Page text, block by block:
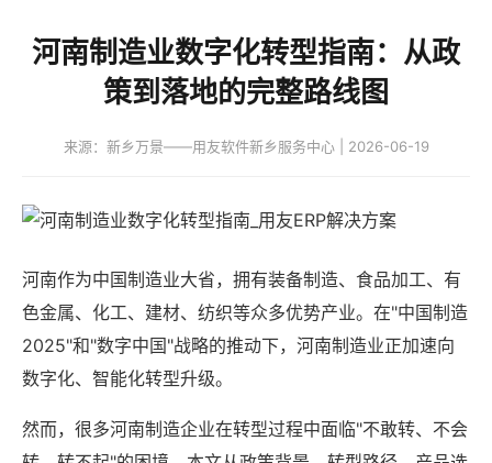
河南制造业数字化转型指南：从政
策到落地的完整路线图
来源：新乡万景——用友软件新乡服务中心 | 2026-06-19
河南作为中国制造业大省，拥有装备制造、食品加工、有
色金属、化工、建材、纺织等众多优势产业。在"中国制造
2025"和"数字中国"战略的推动下，河南制造业正加速向
数字化、智能化转型升级。
然而，很多河南制造企业在转型过程中面临"不敢转、不会